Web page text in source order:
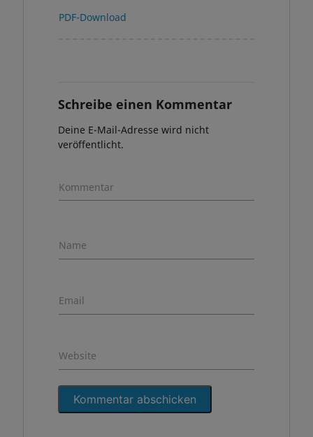
PDF-Download
Schreibe einen Kommentar
Deine E-Mail-Adresse wird nicht
veröffentlicht.
Kommentar
Name
Email
Website